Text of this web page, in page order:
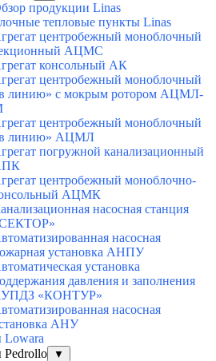
продукции Linas
тепловые пункты Linas
центробежный моноблочный
АЦМС
консольный АК
центробежный моноблочный
линию» с мокрым ротором АЦМЛ-
центробежный моноблочный
линию» АЦМЛ
погружной канализационный
центробежный моноблочно-
АЦМК
насосная станция
насосная
установка АНПУ
установка
давления и заполнения
«КОНТУР»
насосная
АНУ
Lowara
Pedrollo
▼